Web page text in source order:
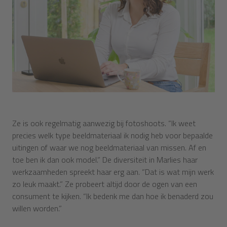
Ze is ook regelmatig aanwezig bij fotoshoots. “Ik weet
precies welk type beeldmateriaal ik nodig heb voor bepaalde
uitingen of waar we nog beeldmateriaal van missen. Af en
toe ben ik dan ook model.” De diversiteit in Marlies haar
werkzaamheden spreekt haar erg aan. “Dat is wat mijn werk
zo leuk maakt.” Ze probeert altijd door de ogen van een
consument te kijken. “Ik bedenk me dan hoe ik benaderd zou
willen worden.”